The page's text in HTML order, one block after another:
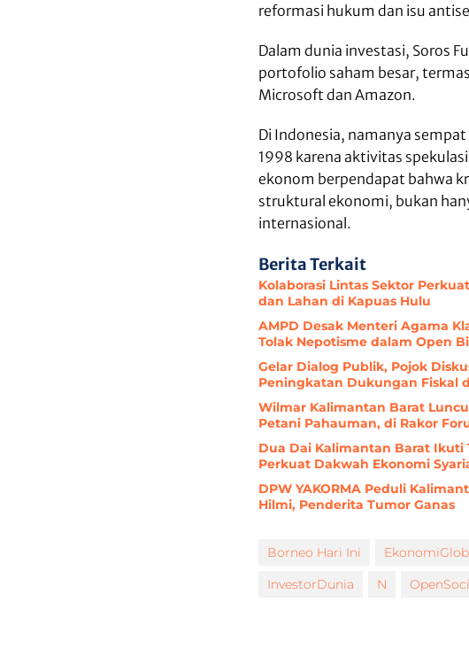
reformasi hukum dan isu
Dalam dunia investasi, Soros
portofolio saham besar,
Microsoft dan Amazon.
Di Indonesia, namanya
1998 karena aktivitas
ekonom berpendapat bahwa
struktural ekonomi, bukan
internasional.
Berita Terkait
Kolaborasi Lintas Sektor
dan Lahan di Kapuas Hulu
AMPD Desak Menteri Agama
Tolak Nepotisme dalam Open
Gelar Dialog Publik, Pojok
Peningkatan Dukungan Fiskal
Wilmar Kalimantan Barat
Petani Pahauman, di Rakor
Dua Dai Kalimantan Barat Ikuti
Perkuat Dakwah Ekonomi
DPW YAKORMA Peduli
Hilmi, Penderita Tumor Ganas
Borneo Hari Ini
InvestorDunia
N